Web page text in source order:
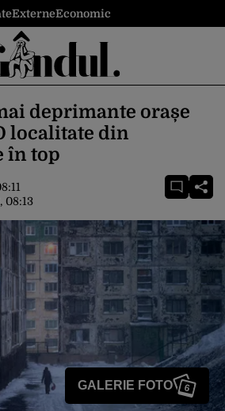
ExterneEconomic
deprimante orașe
localitate din
în top
08:13
GALERIE FOTO 6